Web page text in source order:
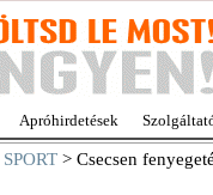
Apróhirdetések
SPORT > Csecsen